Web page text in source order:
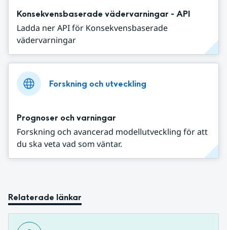
Konsekvensbaserade vädervarningar - API
Ladda ner API för Konsekvensbaserade
vädervarningar
Forskning och utveckling
Prognoser och varningar
Forskning och avancerad modellutveckling för att
du ska veta vad som väntar.
Relaterade länkar